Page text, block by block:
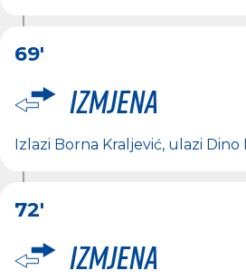
69'
Izmjena
Izlazi Borna Kraljević, ulazi Dino
72'
Izmjena